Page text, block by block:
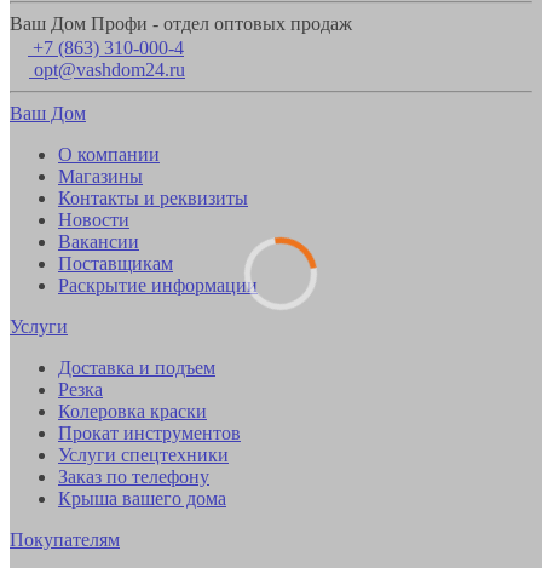
Ваш Дом Профи - отдел оптовых продаж
+7 (863) 310-000-4
opt@vashdom24.ru
Ваш Дом
О компании
Магазины
Контакты и реквизиты
Новости
Вакансии
Поставщикам
Раскрытие информации
Услуги
Доставка и подъем
Резка
Колеровка краски
Прокат инструментов
Услуги спецтехники
Заказ по телефону
Крыша вашего дома
Покупателям